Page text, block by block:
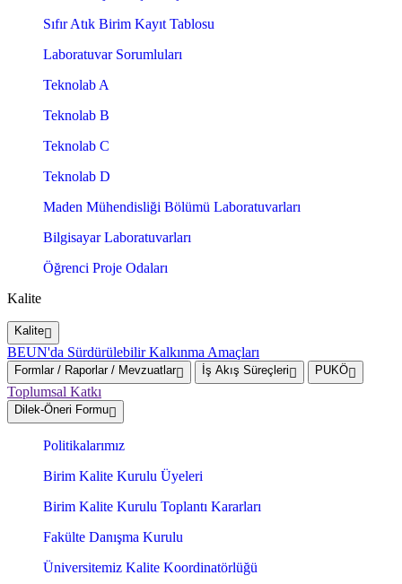
Sıfır Atık Birim Kayıt Tablosu
Laboratuvar Sorumluları
Teknolab A
Teknolab B
Teknolab C
Teknolab D
Maden Mühendisliği Bölümü Laboratuvarları
Bilgisayar Laboratuvarları
Öğrenci Proje Odaları
Kalite
Kalite
BEUN'da Sürdürülebilir Kalkınma Amaçları
Formlar / Raporlar / Mevzuatlar İş Akış Süreçleri PUKÖ
Toplumsal Katkı
Dilek-Öneri Formu
Politikalarımız
Birim Kalite Kurulu Üyeleri
Birim Kalite Kurulu Toplantı Kararları
Fakülte Danışma Kurulu
Üniversitemiz Kalite Koordinatörlüğü